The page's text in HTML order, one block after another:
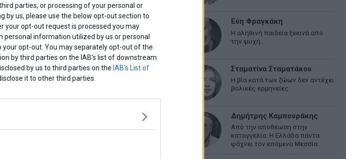
parties, or processing of your personal or
us, please use the below opt-out section to
your opt-out request is processed you may
information utilized by us or personal
opt-out. You may separately opt-out of the
by third parties on the IAB’s list of downstream
by us to third parties on the IAB’s List of
it to other third parties.
Εύη Φραγκάκη
Η αληθινή παιδεία ξεκινά από
την ψυχή…
Σταματίνα Σταματάκου
Η βία κατά των ζώων δεν αντέχει
βολικές ερμηνείες
Δημήτρης Καμπουράκης
Από την αποθέωση στην
καταγγελία: Η Ελλάδα πάντα
ψάχνει τον επόμενο Μεσσία